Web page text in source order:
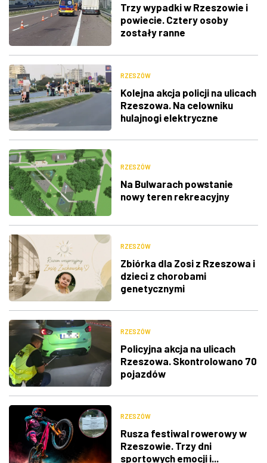
Trzy wypadki w Rzeszowie i
powiecie. Cztery osoby
zostały ranne
RZESZÓW
Kolejna akcja policji na ulicach
Rzeszowa. Na celowniku
hulajnogi elektryczne
RZESZÓW
Na Bulwarach powstanie
nowy teren rekreacyjny
RZESZÓW
Zbiórka dla Zosi z Rzeszowa i
dzieci z chorobami
genetycznymi
RZESZÓW
Policyjna akcja na ulicach
Rzeszowa. Skontrolowano 70
pojazdów
RZESZÓW
Rusza festiwal rowerowy w
Rzeszowie. Trzy dni
sportowych emocji i...